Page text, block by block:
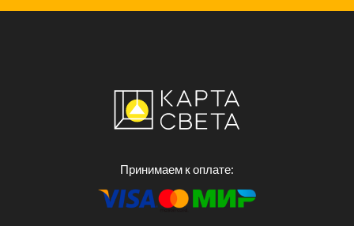
Принимаем к оплате: